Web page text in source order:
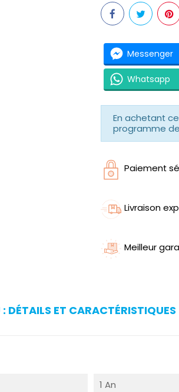
Messenger
Whatsapp
En achetant
programme
Paiement
Livraison
Meilleur
DÉTAILS ET CARACTÉRISTIQUES
1 An